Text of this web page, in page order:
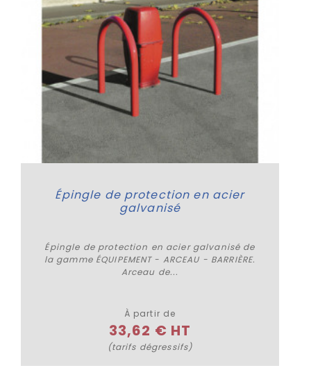
Épingle de protection en acier
galvanisé
Épingle de protection en acier galvanisé de
la gamme ÉQUIPEMENT - ARCEAU - BARRIÈRE.
Arceau de...
À partir de
33,62 € HT
(tarifs dégressifs)